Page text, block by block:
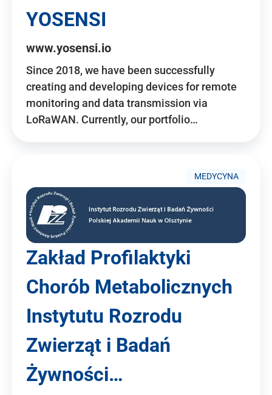
YOSENSI
www.yosensi.io
Since 2018, we have been successfully
creating and developing devices for remote
monitoring and data transmission via
LoRaWAN. Currently, our portfolio…
MEDYCYNA
Zakład Profilaktyki
Chorób Metabolicznych
Instytutu Rozrodu
Zwierząt i Badań
Żywności…